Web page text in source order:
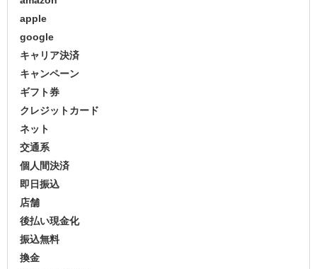
apple
google
キャリア決済
キャンペーン
ギフト券
クレジットカード
ネット
交通系
個人間決済
即日振込
店舗
後払い現金化
振込無料
換金